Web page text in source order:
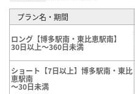
プラン名・期間
ロング【博多駅南・東比恵駅南】
30日以上～360日未満
ショート【7日以上】博多駅南・東比
恵駅南
～30日未満